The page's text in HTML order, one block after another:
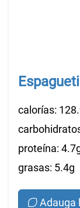
calorías:
proteína:
grasas: 5.4g
Adauga